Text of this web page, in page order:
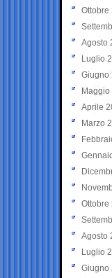
Ottobre
Agosto
Luglio
Giugno
Maggio
Aprile
Marzo
Ottobre
Agosto
Luglio
Giugno